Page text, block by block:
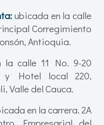
ubicada en la calle
Corregimiento
Antioquia.
calle 11 No. 9-20
y Hotel local 220,
Valle del Cauca.
en la carrera. 2A